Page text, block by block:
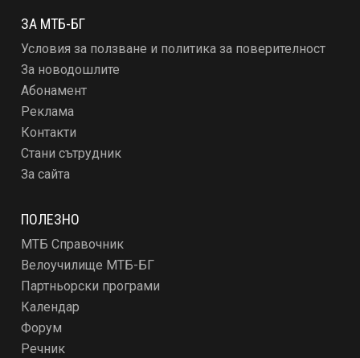
ЗА МТБ-БГ
Условия за ползване и политика за поверителност
За новодошлите
Абонамент
Реклама
Контакти
Стани сътрудник
За сайта
ПОЛЕЗНО
МТБ Справочник
Велоучилище МТБ-БГ
Партньорски програми
Календар
Форум
Речник